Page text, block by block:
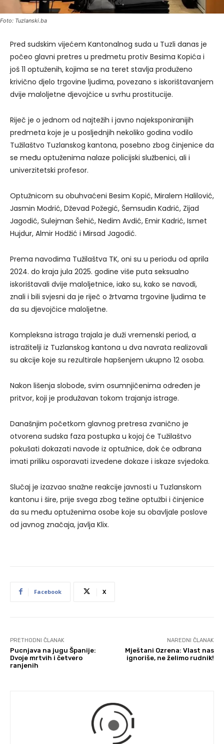
Foto: Tuzlanski.ba
Pred sudskim vijećem Kantonalnog suda u Tuzli danas je
počeo glavni pretres u predmetu protiv Besima Kopića i
još 11 optuženih, kojima se na teret stavlja produženo
krivično djelo trgovine ljudima, povezano s iskorištavanjem
dvije maloljetne djevojčice u svrhu prostitucije.
Riječ je o jednom od najtežih i javno najeksponiranijih
predmeta koje je u posljednjih nekoliko godina vodilo
Tužilaštvo Tuzlanskog kantona, posebno zbog činjenice da
se među optuženima nalaze policijski službenici, ali i
univerzitetski profesor.
Optužnicom su obuhvaćeni Besim Kopić, Miralem Halilović,
Jasmin Modrić, Dževad Požegić, Šemsudin Kadrić, Zijad
Jagodić, Sulejman Šehić, Nedim Avdić, Emir Kadrić, Ismet
Hujdur, Almir Hodžić i Mirsad Jagodić.
Prema navodima Tužilaštva TK, oni su u periodu od aprila
2024. do kraja jula 2025. godine više puta seksualno
iskorištavali dvije maloljetnice, iako su, kako se navodi,
znali i bili svjesni da je riječ o žrtvama trgovine ljudima te
da su djevojčice maloljetne.
Kompleksna istraga trajala je duži vremenski period, a
istražitelji iz Tuzlanskog kantona u dva navrata realizovali
su akcije koje su rezultirale hapšenjem ukupno 12 osoba.
Nakon lišenja slobode, svim osumnjičenima određen je
pritvor, koji je produžavan tokom trajanja istrage.
Današnjim početkom glavnog pretresa zvanično je
otvorena sudska faza postupka u kojoj će Tužilaštvo
pokušati dokazati navode iz optužnice, dok će odbrana
imati priliku osporavati izvedene dokaze i iskaze svjedoka.
Slučaj je izazvao snažne reakcije javnosti u Tuzlanskom
kantonu i šire, prije svega zbog težine optužbi i činjenice
da su među optuženima osobe koje su obavljale poslove
od javnog značaja, javlja Klix.
Facebook X
PRETHODNI ČLANAK
Pucnjava na jugu Španije:
Dvoje mrtvih i četvero
ranjenih
NAREDNI ČLANAK
Mještani Ozrena: Vlast nas
ignoriše, ne želimo rudnik!